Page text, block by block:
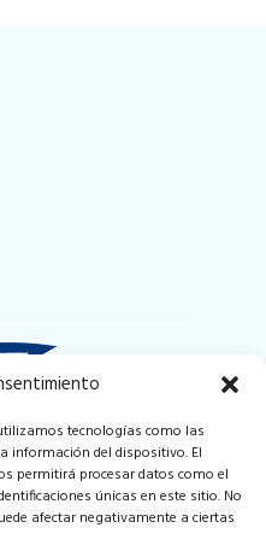
tecnologías como las
información del dispositivo. El
permitirá procesar datos como el
únicas en este sitio. No
afectar negativamente a ciertas
de Badalona